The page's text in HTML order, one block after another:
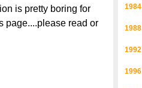
is pretty boring for
page....please read or
1984
1988
1992
1996